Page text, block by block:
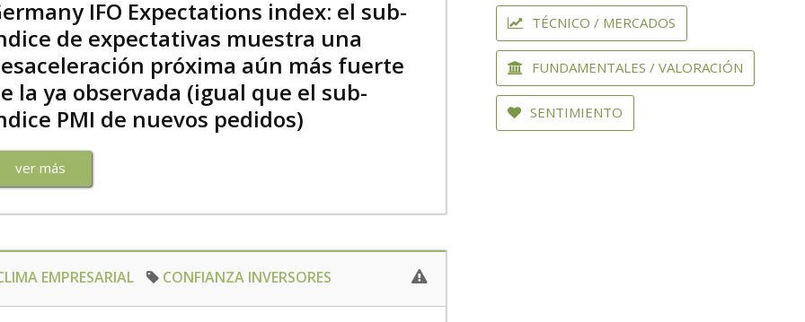
IFO Expectations index: el sub-
de expectativas muestra una
próxima aún más fuerte
la ya observada (igual que el sub-
PMI de nuevos pedidos)
ver más
EMPRESARIAL CONFIANZA INVERSORES
TÉCNICO / MERCADOS
FUNDAMENTALES / VALORACIÓN
SENTIMIENTO